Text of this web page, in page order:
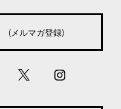
(メルマガ登録)